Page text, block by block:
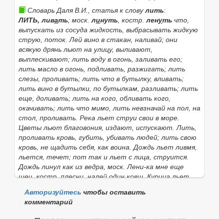
Если нужное слово из пословицы
Где пьют, там и
льют (и бьют). отсутствует в приведённом
списке, то его можно найти с помощью этой формы:
Найти
Словарь Даля В.И., статья к словулить:
ЛИТЬ,ливать; моск. линуть, костр. ленуть что,
выпускать из сосуда жидкость, выбрасывать жидкую
струю, поток.Лей вино в стакан, наливай; они
всякую дрянь льют на улицу, выливают,
выплескивают;лить воду в огонь, заливать его;
лить масло в огонь, подливать, разжигать;лить
слезы, проливать;лить что в бутылку, вливать;
лить вино в бутылки, по бутылкам, разливать;лить
еще, доливать;лить на кого, обливать кого,
окачивать;лить что мимо, лить невзначай на пол, на
стол, проливать. Река льет струи свои в море.
Цветы льют благовония, издают, испускают.Лить,
проливать кровь, губить, убивать людей;лить свою
кровь, не щадить себя, как воина.Дождь льет ливмя,
льется, течет; пот так и льет с лица, струится.
Дождь линул как из ведра, моск. Лени-ка мне еще
щец, костр.плесни, налей один ковш.Курица льет
чугун, плавить и отливать вещи:лить колокола,
пушки, отливать из расплавленного металла.
, сочинять и распускать
Авторизуйтесь чтобы оставить
комментарий